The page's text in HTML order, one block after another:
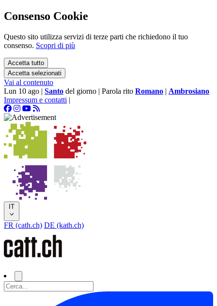
Consenso Cookie
Questo sito utilizza servizi di terze parti che richiedono il tuo
consenso. Scopri di più
Accetta tutto
Accetta selezionati
Vai al contenuto
Lun 10 ago | Santo del giorno | Parola rito Romano | Ambrosiano
Impressum e contatti |
IT
FR (cath.ch) DE (kath.ch)